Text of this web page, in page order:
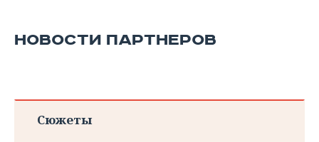
НОВОСТИ ПАРТНЕРОВ
Сюжеты